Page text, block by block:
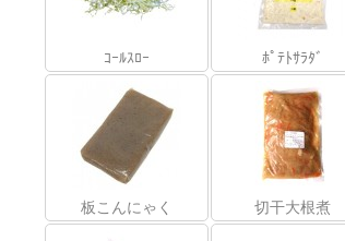
ｺｰﾙｽﾛｰ ﾎﾟﾃﾄｻﾗﾀﾞ
板こんにゃく 切干大根煮